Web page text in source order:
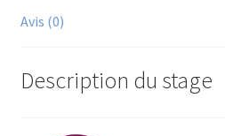
Avis (0)
Description du stage